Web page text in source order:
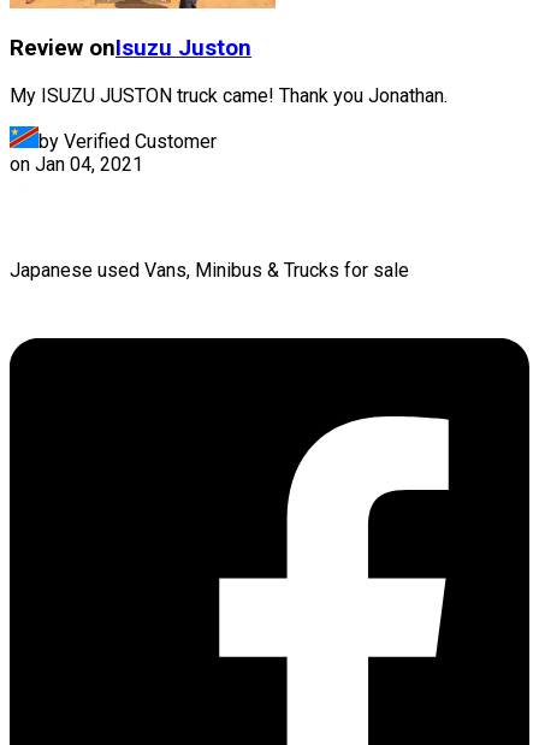
Review onIsuzu Juston
My ISUZU JUSTON truck came! Thank you Jonathan.
by Verified Customer
on Jan 04, 2021
Japanese used Vans, Minibus & Trucks for sale